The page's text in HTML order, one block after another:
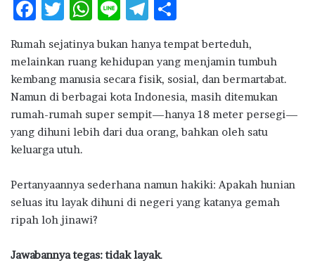
F
e
b
o
o
k
T
it
te
r
W
at
s
A
p
p
Li
e
T
e
g
ra
m
ar
e
Rumah sejatinya bukan hanya tempat berteduh,
melainkan ruang kehidupan yang menjamin tumbuh
kembang manusia secara fisik, sosial, dan bermartabat.
Namun di berbagai kota Indonesia, masih ditemukan
rumah-rumah super sempit—hanya 18 meter persegi—
yang dihuni lebih dari dua orang, bahkan oleh satu
keluarga utuh.
Pertanyaannya sederhana namun hakiki: Apakah hunian
seluas itu layak dihuni di negeri yang katanya gemah
ripah loh jinawi?
Jawabannya tegas: tidak layak.